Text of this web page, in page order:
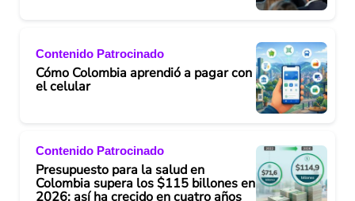
Contenido Patrocinado
Cómo Colombia aprendió a pagar con
el celular
Contenido Patrocinado
Presupuesto para la salud en
Colombia supera los $115 billones en
2026: así ha crecido en cuatro años